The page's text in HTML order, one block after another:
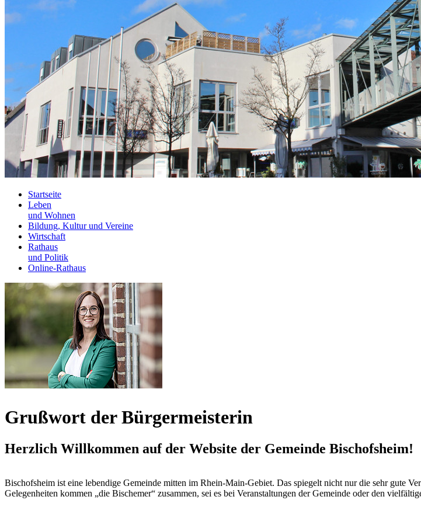
Startseite
Leben
und Wohnen
Bildung, Kultur und Vereine
Wirtschaft
Rathaus
und Politik
Online-Rathaus
Grußwort der Bürgermeisterin
Herzlich Willkommen auf der Website der Gemeinde Bischofsheim!
Bischofsheim ist eine lebendige Gemeinde mitten im Rhein-Main-Gebiet. Das spiegelt nicht nur die sehr gute
Gelegenheiten kommen „die Bischemer“ zusammen, sei es bei Veranstaltungen der Gemeinde oder den